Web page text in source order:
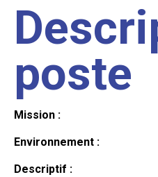
poste
Mission :
Environnement :
Descriptif :